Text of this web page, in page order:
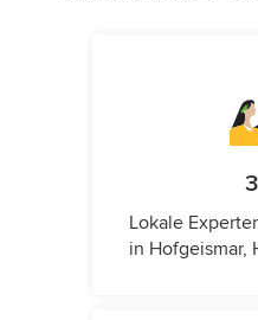
Lokale
in Hofgeismar,